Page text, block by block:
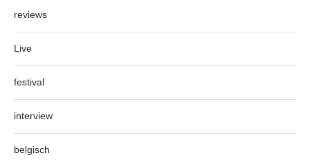
reviews
Live
festival
interview
belgisch